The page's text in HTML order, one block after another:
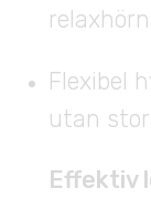
Flexibel
utan
Effektiv